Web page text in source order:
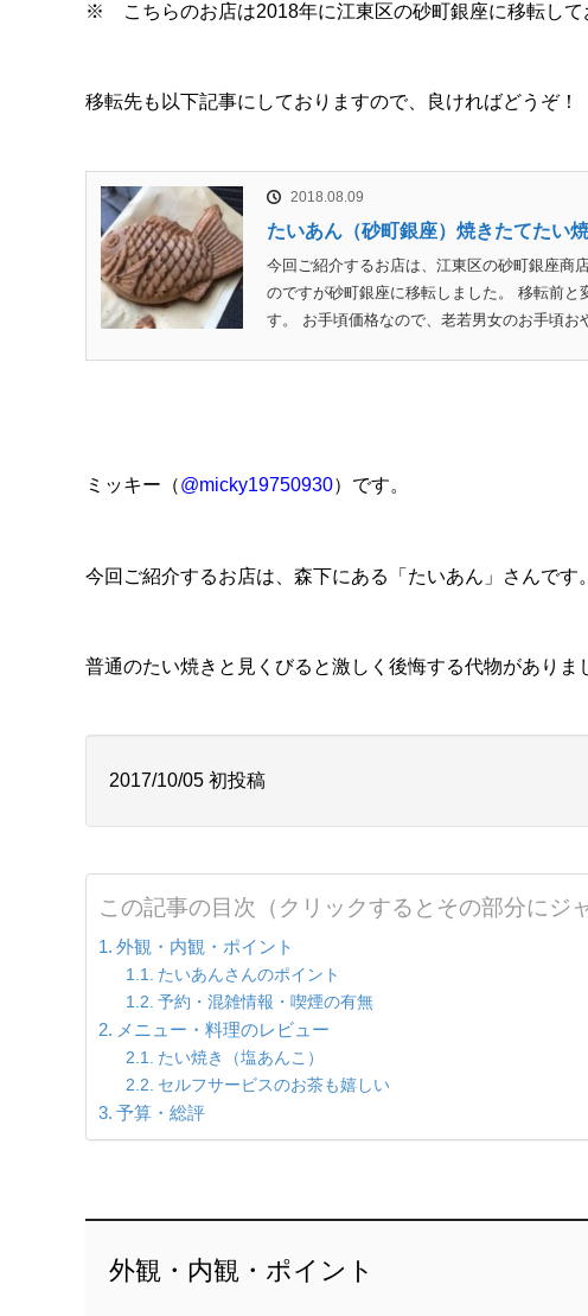
※ こちらのお店は2018年に江東区の砂町銀座に移転して
移転先も以下記事にしておりますので、良ければどうぞ！
2018.08.09
たいあん（砂町銀座）焼きたてたい
今回ご紹介するお店は、江東区の砂町銀座商
のですが砂町銀座に移転しました。 移転前
す。 お手頃価格なので、老若男女のお手頃お
ミッキー（@micky19750930）です。
今回ご紹介するお店は、森下にある「たいあん」さんです。
普通のたい焼きと見くびると激しく後悔する代物がありま
2017/10/05 初投稿
この記事の目次（クリックするとその部分にジ
外観・内観・ポイント
たいあんさんのポイント
予約・混雑情報・喫煙の有無
メニュー・料理のレビュー
たい焼き（塩あんこ）
セルフサービスのお茶も嬉しい
予算・総評
外観・内観・ポイント